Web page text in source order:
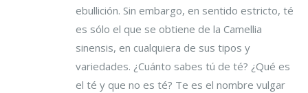
ebullición. Sin embargo, en sentido estricto, té
es sólo el que se obtiene de la Camellia
sinensis, en cualquiera de sus tipos y
variedades. ¿Cuánto sabes tú de té? ¿Qué es
el té y que no es té? Te es el nombre vulgar